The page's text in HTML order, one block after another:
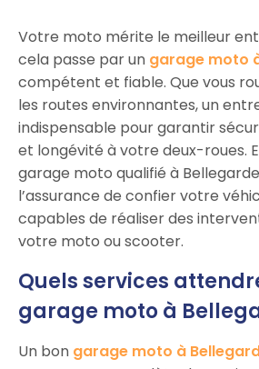
Votre moto mérite le meilleur
cela passe par un garage moto
compétent et fiable. Que vous
les routes environnantes, un
indispensable pour garantir
et longévité à votre deux-roues.
garage moto qualifié à
l’assurance de confier votre
capables de réaliser des
votre moto ou scooter.
Quels services
garage moto à
Un bon garage moto à